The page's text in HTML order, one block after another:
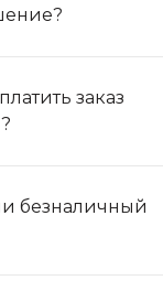
заказ
безналичный